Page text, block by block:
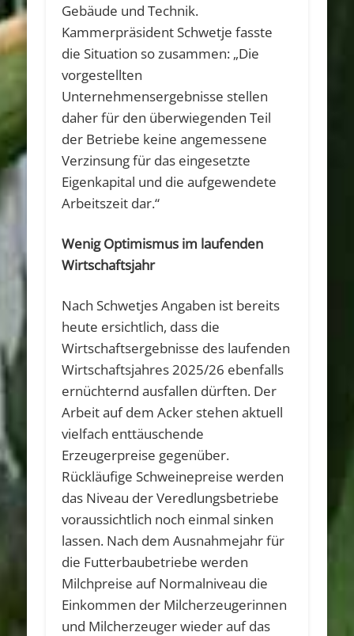
Gebäude und Technik.
Kammerpräsident Schwetje fasste
die Situation so zusammen: „Die
vorgestellten
Unternehmensergebnisse stellen
daher für den überwiegenden Teil
der Betriebe keine angemessene
Verzinsung für das eingesetzte
Eigenkapital und die aufgewendete
Arbeitszeit dar.“
Wenig Optimismus im laufenden
Wirtschaftsjahr
Nach Schwetjes Angaben ist bereits
heute ersichtlich, dass die
Wirtschaftsergebnisse des laufenden
Wirtschaftsjahres 2025/26 ebenfalls
ernüchternd ausfallen dürften. Der
Arbeit auf dem Acker stehen aktuell
vielfach enttäuschende
Erzeugerpreise gegenüber.
Rückläufige Schweinepreise werden
das Niveau der Veredlungsbetriebe
voraussichtlich noch einmal sinken
lassen. Nach dem Ausnahmejahr für
die Futterbaubetriebe werden
Milchpreise auf Normalniveau die
Einkommen der Milcherzeugerinnen
und Milcherzeuger wieder auf das